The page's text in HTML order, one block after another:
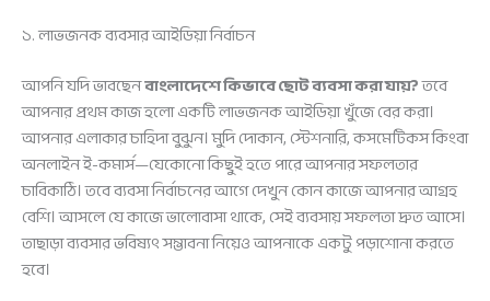
১. লাভজনক ব্যবসার আইডিয়া নির্বাচন
আপনি যদি ভাবছেনবাংলাদেশে কিভাবে ছোট ব্যবসা করা যায়?তবে
আপনার প্রথম কাজ হলো একটি লাভজনক আইডিয়া খুঁজে বের করা।
আপনার এলাকার চাহিদা বুঝুন। মুদি দোকান, স্টেশনারি, কসমেটিকস কিংবা
অনলাইন ই-কমার্স—যেকোনো কিছুই হতে পারে আপনার সফলতার
চাবিকাঠি। তবে ব্যবসা নির্বাচনের আগে দেখুন কোন কাজে আপনার আগ্রহ
বেশি। আসলে যে কাজে ভালোবাসা থাকে, সেই ব্যবসায় সফলতা দ্রুত আসে।
তাছাড়া ব্যবসার ভবিষ্যৎ সম্ভাবনা নিয়েও আপনাকে একটু পড়াশোনা করতে
হবে।